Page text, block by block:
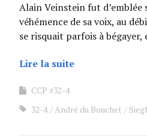
Alain Veinstein fut d’emblée
véhémence de sa voix, au
se risquait parfois à bégayer,
Lire la suite
CCP #32-4
32-4
André du Bouchet